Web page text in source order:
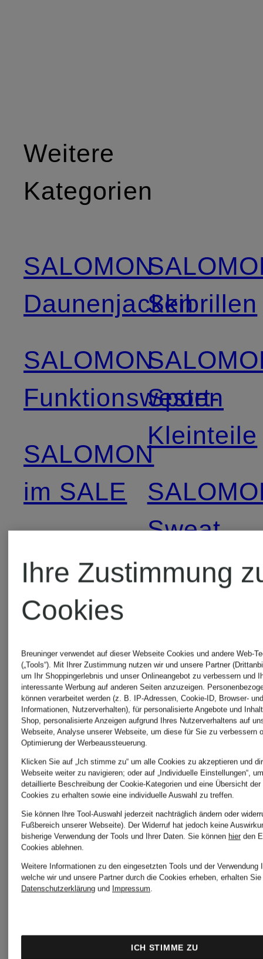
Weitere
Kategorien
SALOMON
Daunenjacken
SALOMON
Funktionswesten
SALOMON
im SALE
Jogginghosen
Outdoor-
Westen
SALOMON
Parkas
SALOMON
Damen
Skibrillen
Sport-
Kleinteile
Sweat
Oberteile
Ihre Zustimmung
Cookies
Breuninger verwendet auf dieser Webseite Cookies und andere Web-
(„Tools“). Mit Ihrer Zustimmung nutzen wir und unsere Partner
um Ihr Shoppingerlebnis und unser Onlineangebot zu verbessern und
interessante Werbung auf anderen Seiten anzuzeigen.
können verarbeitet werden (z. B. IP-Adressen, Cookie-ID, Browser-
Informationen, Nutzerverhalten), für personalisierte Angebote und
Shop, personalisierte Anzeigen aufgrund Ihres Nutzerverhaltens auf
Webseite, Analyse unserer Webseite, um diese für Sie zu verbessern
Optimierung der Werbeaussteuerung.
Klicken Sie auf „Ich stimme zu“ um alle Cookies zu akzeptieren und
Webseite weiter zu navigieren; oder auf „Individuelle Einstellungen“,
detaillierte Beschreibung der Cookie-Kategorien und eine Übersicht
Cookies zu erhalten sowie eine individuelle Auswahl zu treffen.
Sie können Ihre Tool-Auswahl jederzeit nachträglich ändern oder
Fußbereich unserer Webseite). Der Widerruf hat jedoch keine
bisherige Verwendung der Tools und Ihrer Daten. Sie können hier den
Cookies ablehnen.
Weitere Informationen zu den eingesetzten Tools und der Verwendung
welche wir und unsere Partner durch die Cookies erheben, erhalten
Datenschutzerklärung und Impressum.
ICH STIMME ZU